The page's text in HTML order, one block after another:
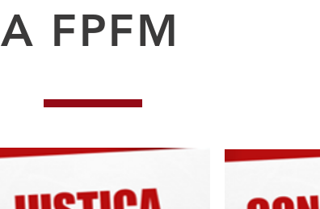
A FPFM